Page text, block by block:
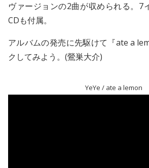
ヴァージョンの2曲が収められる。7
CDも付属。
アルバムの発売に先駆けて『ate a
クしてみよう。(鶯巣大介)
YeYe / ate a lemon